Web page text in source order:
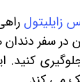
زایلیتول
در سفر